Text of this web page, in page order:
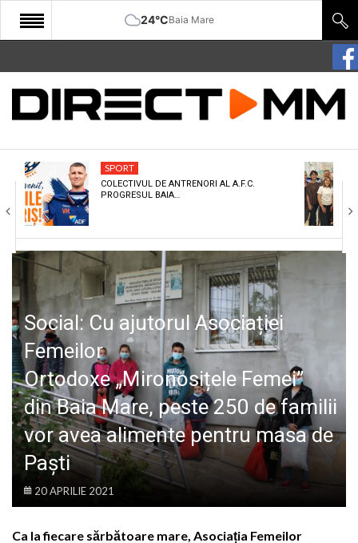
24°CBaia Mare
START
COMUNITATE
CULTURA
ECONOMIE
SANATATE
SPORT
SPECIAL
POLITIC
LIFE
SPORT
COLECTIVUL DE ANTRENORI AL A.F.C.
PROGRESUL BAIA…
Social: Cu ajutorul Asociației
Femeilor
Ortodoxe „Mironosițele Femei”
din Baia Mare, peste 250 de familii
vor avea alimente pentru masa de
Paști
20 APRILIE 2021
Ca la fiecare sărbătoare mare, Asociația Femeilor